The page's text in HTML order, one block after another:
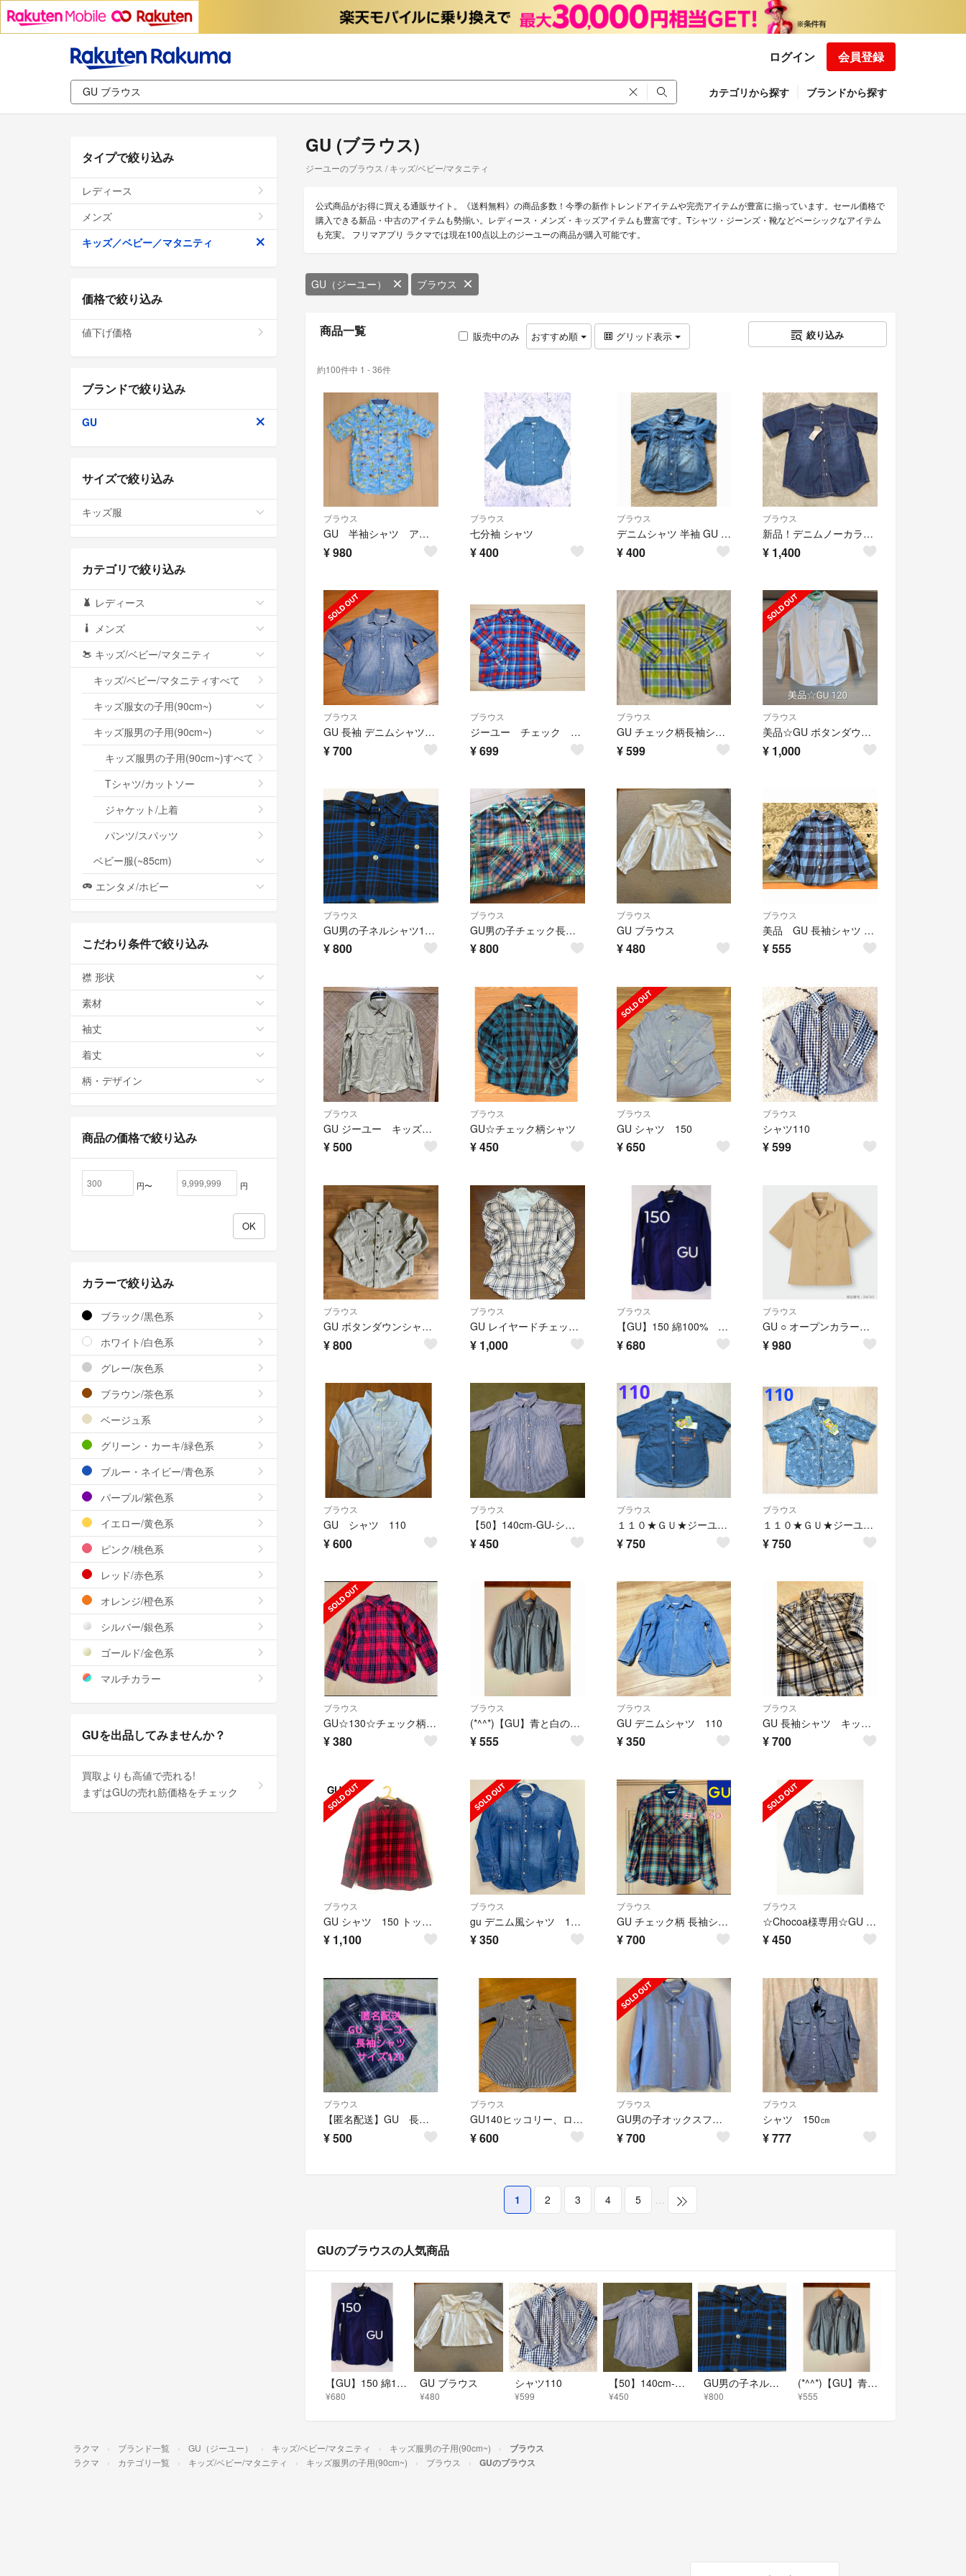
ログイン 会員登録
カテゴリから探す ブランドから探す
GU (ブラウス)
ジーユーのブラウス / キッズ/ベビー/マタニティ
公式商品がお得に買える通販サイト。《送料無料》の商品多数！今季の新作トレンドアイテムや完売アイテムが豊富に揃っています。セール価格で
購入できる新品・中古のアイテムも勢揃い。レディース・メンズ・キッズアイテムも豊富です。Tシャツ・ジーンズ・靴などベーシックなアイテム
も充実。 フリマアプリ ラクマでは現在100点以上のジーユーの商品が購入可能です。
GU（ジーユー） ブラウス
商品一覧 販売中のみ おすすめ順 グリッド表示 絞り込み
約100件中 1 - 36件
ブラウス
GU 半袖シャツ アロハ柄
¥980
ブラウス
七分袖 シャツ
¥400
ブラウス
デニムシャツ 半袖 GU 120 男の子女の子
¥400
ブラウス
新品！デニムノーカラーシャツ 150 gu
¥ 1,400
ブラウス
GU 長袖 デニムシャツ 130㎝
¥700
ブラウス
ジーユー チェック ネルシャツ 120 キッズ 男の子 ブルー 青 レッド 赤
¥699
ブラウス
GU チェック柄長袖シャツ サイズ１３０ ジーユー
¥599
ブラウス
美品☆GU ボタンダウン長袖シャツ 白 サイズ120
¥ 1,000
ブラウス
GU男の子ネルシャツ150㌢
¥800
ブラウス
GU男の子チェック長袖シャツ150㌢
¥800
ブラウス
GU ブラウス
¥480
ブラウス
美品 GU 長袖シャツ 130 チェック
¥555
ブラウス
GU ジーユー キッズ 長袖シャツ カジュアルシャツ コットン 150cm
¥500
ブラウス
GU☆チェック柄シャツ
¥450
ブラウス
GU シャツ 150
¥650
ブラウス
シャツ110
¥599
ブラウス
GU ボタンダウンシャツ 110
¥800
ブラウス
GU レイヤードチェックシャツS140cm
¥ 1,000
ブラウス
【GU】150 綿100% Yシャツ
¥680
ブラウス
GU ○ オープンカラーシャツ
¥980
ブラウス
GU シャツ 110
¥600
ブラウス
【50】140cm-GU-シャツ
¥450
ブラウス
１１０★ＧＵ★ジーユー★STUDIO SEVEN★男女兼用デニムシャツ★新品
¥750
ブラウス
１１０★ＧＵ★ジーユー★STUDIO SEVEN★男女兼用デニムシャツ★新品
¥750
ブラウス
GU☆130☆チェック柄☆シャツ☆
¥380
ブラウス
(*^^*)【GU】青と白のストライプ 長袖シャツ 120
¥555
ブラウス
GU デニムシャツ 110
¥350
ブラウス
GU 長袖シャツ キッズ １２０ 子供
¥700
ブラウス
GU シャツ 150 トップス チェック柄シャツ レッド ブラック アウター 赤
¥ 1,100
ブラウス
gu デニム風シャツ 130センチ
¥350
ブラウス
GU チェック柄 長袖シャツ 150
¥700
ブラウス
☆Chocoa様専用☆GU キッズ デニムシャツ 長袖 140cm ネイビー
¥450
ブラウス
【匿名配送】GU 長袖シャツ チェック柄 ジーユー サイズ120
¥500
ブラウス
GU140ヒッコリー、ロンドンストライプ薄手半袖デニムシャツ
¥600
ブラウス
GU男の子オックスフォードシャツ 140
¥700
ブラウス
シャツ 150㎝
¥777
1 2 3 4 5 …
GUのブラウスの人気商品
【GU】150 綿100% Yシャツ
¥680
GU ブラウス
¥480
シャツ110
¥599
【50】140cm-GU-シャツ
¥450
GU男の子ネルシャツ150㌢
¥800
(*^^*)【GU】青と白のストライプ 長袖シャツ 120
¥555
タイプで絞り込み
レディース
メンズ
キッズ／ベビー／マタニティ
価格で絞り込み
値下げ価格
ブランドで絞り込み
GU
サイズで絞り込み
キッズ服
カテゴリで絞り込み
レディース
メンズ
キッズ/ベビー/マタニティ
キッズ/ベビー/マタニティすべて
キッズ服女の子用(90cm~)
キッズ服男の子用(90cm~)
キッズ服男の子用(90cm~)すべて
Tシャツ/カットソー
ジャケット/上着
パンツ/スパッツ
ベビー服(~85cm)
エンタメ/ホビー
こだわり条件で絞り込み
襟 形状
素材
袖丈
着丈
柄・デザイン
商品の価格で絞り込み
円〜 円
カラーで絞り込み
ブラック/黒色系
ホワイト/白色系
グレー/灰色系
ブラウン/茶色系
ベージュ系
グリーン・カーキ/緑色系
ブルー・ネイビー/青色系
パープル/紫色系
イエロー/黄色系
ピンク/桃色系
レッド/赤色系
オレンジ/橙色系
シルバー/銀色系
ゴールド/金色系
マルチカラー
GUを出品してみませんか？
買取よりも高値で売れる!
まずはGUの売れ筋価格をチェック
ラクマ ブランド一覧 GU（ジーユー） キッズ/ベビー/マタニティ キッズ服男の子用(90cm~) ブラウス
ラクマ カテゴリ一覧 キッズ/ベビー/マタニティ キッズ服男の子用(90cm~) ブラウス GUのブラウス